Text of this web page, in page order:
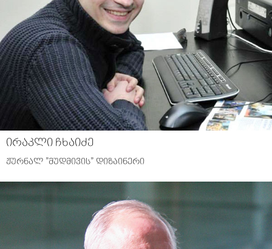
ირაკლი ჩხაიძე
ჟურნალ ”მუდმივის” დიზაინერი